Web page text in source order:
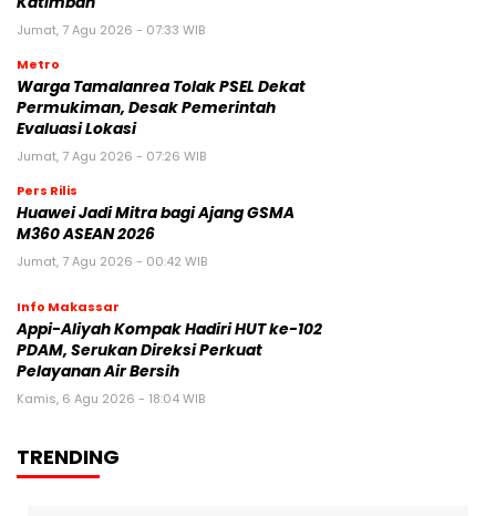
Jumat, 7 Agu 2026 - 07:33 WIB
Metro
Warga Tamalanrea Tolak PSEL Dekat
Permukiman, Desak Pemerintah
Evaluasi Lokasi
Jumat, 7 Agu 2026 - 07:26 WIB
Pers Rilis
Huawei Jadi Mitra bagi Ajang GSMA
M360 ASEAN 2026
Jumat, 7 Agu 2026 - 00:42 WIB
Info Makassar
Appi-Aliyah Kompak Hadiri HUT ke-102
PDAM, Serukan Direksi Perkuat
Pelayanan Air Bersih
Kamis, 6 Agu 2026 - 18:04 WIB
TRENDING